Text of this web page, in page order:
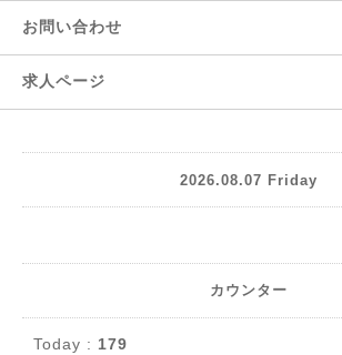
お問い合わせ
求人ページ
2026.08.07 Friday
カウンター
Today : 179